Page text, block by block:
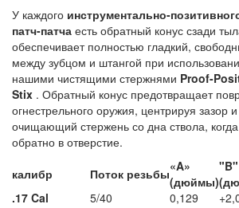
У каждого инструментально-
патч-патча есть обратный конус сзади
обеспечивает полностью гладкий,
между зубцом и штангой при
нашими чистящими стержнями Proof-
Stix . Обратный конус предотвращает
огнестрельного оружия, центрируя зазор
очищающий стержень со дна ствола,
обратно в отверстие.
калибр
Поток резьбы«A»
(дюймы)
"B"
.17 Cal
5/40 0,129